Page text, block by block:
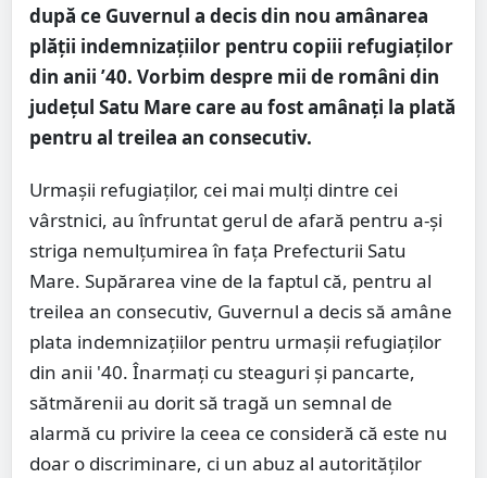
după ce Guvernul a decis din nou amânarea
plății indemnizațiilor pentru copiii refugiaților
din anii ’40. Vorbim despre mii de români din
județul Satu Mare care au fost amânați la plată
pentru al treilea an consecutiv.
Urmașii refugiaților, cei mai mulți dintre cei
vârstnici, au înfruntat gerul de afară pentru a-și
striga nemulțumirea în fața Prefecturii Satu
Mare. Supărarea vine de la faptul că, pentru al
treilea an consecutiv, Guvernul a decis să amâne
plata indemnizațiilor pentru urmașii refugiaților
din anii '40. Înarmați cu steaguri și pancarte,
sătmărenii au dorit să tragă un semnal de
alarmă cu privire la ceea ce consideră că este nu
doar o discriminare, ci un abuz al autorităților